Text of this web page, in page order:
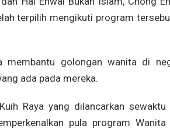
terpilih mengikuti program
membantu golongan wanita di
ada pada mereka.
Raya yang dilancarkan
pula program